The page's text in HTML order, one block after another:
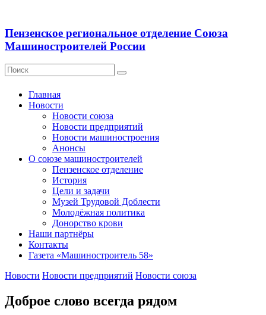
Пензенское региональное отделение Союза
Машиностроителей России
Главная
Новости
Новости союза
Новости предприятий
Новости машиностроения
Анонсы
О союзе машиностроителей
Пензенское отделение
История
Цели и задачи
Музей Трудовой Доблести
Молодёжная политика
Донорство крови
Наши партнёры
Контакты
Газета «Машиностроитель 58»
Новости Новости предприятий Новости союза
Доброе слово всегда рядом